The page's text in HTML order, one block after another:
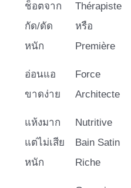
ช็อตจาก
กัด/ดัด
หนัก
Thérapiste
หรือ
Première
อ่อนแอ
ขาดง่าย
Force
Architecte
แห้งมาก
แต่ไม่เสีย
หนัก
Nutritive
Bain Satin
Riche